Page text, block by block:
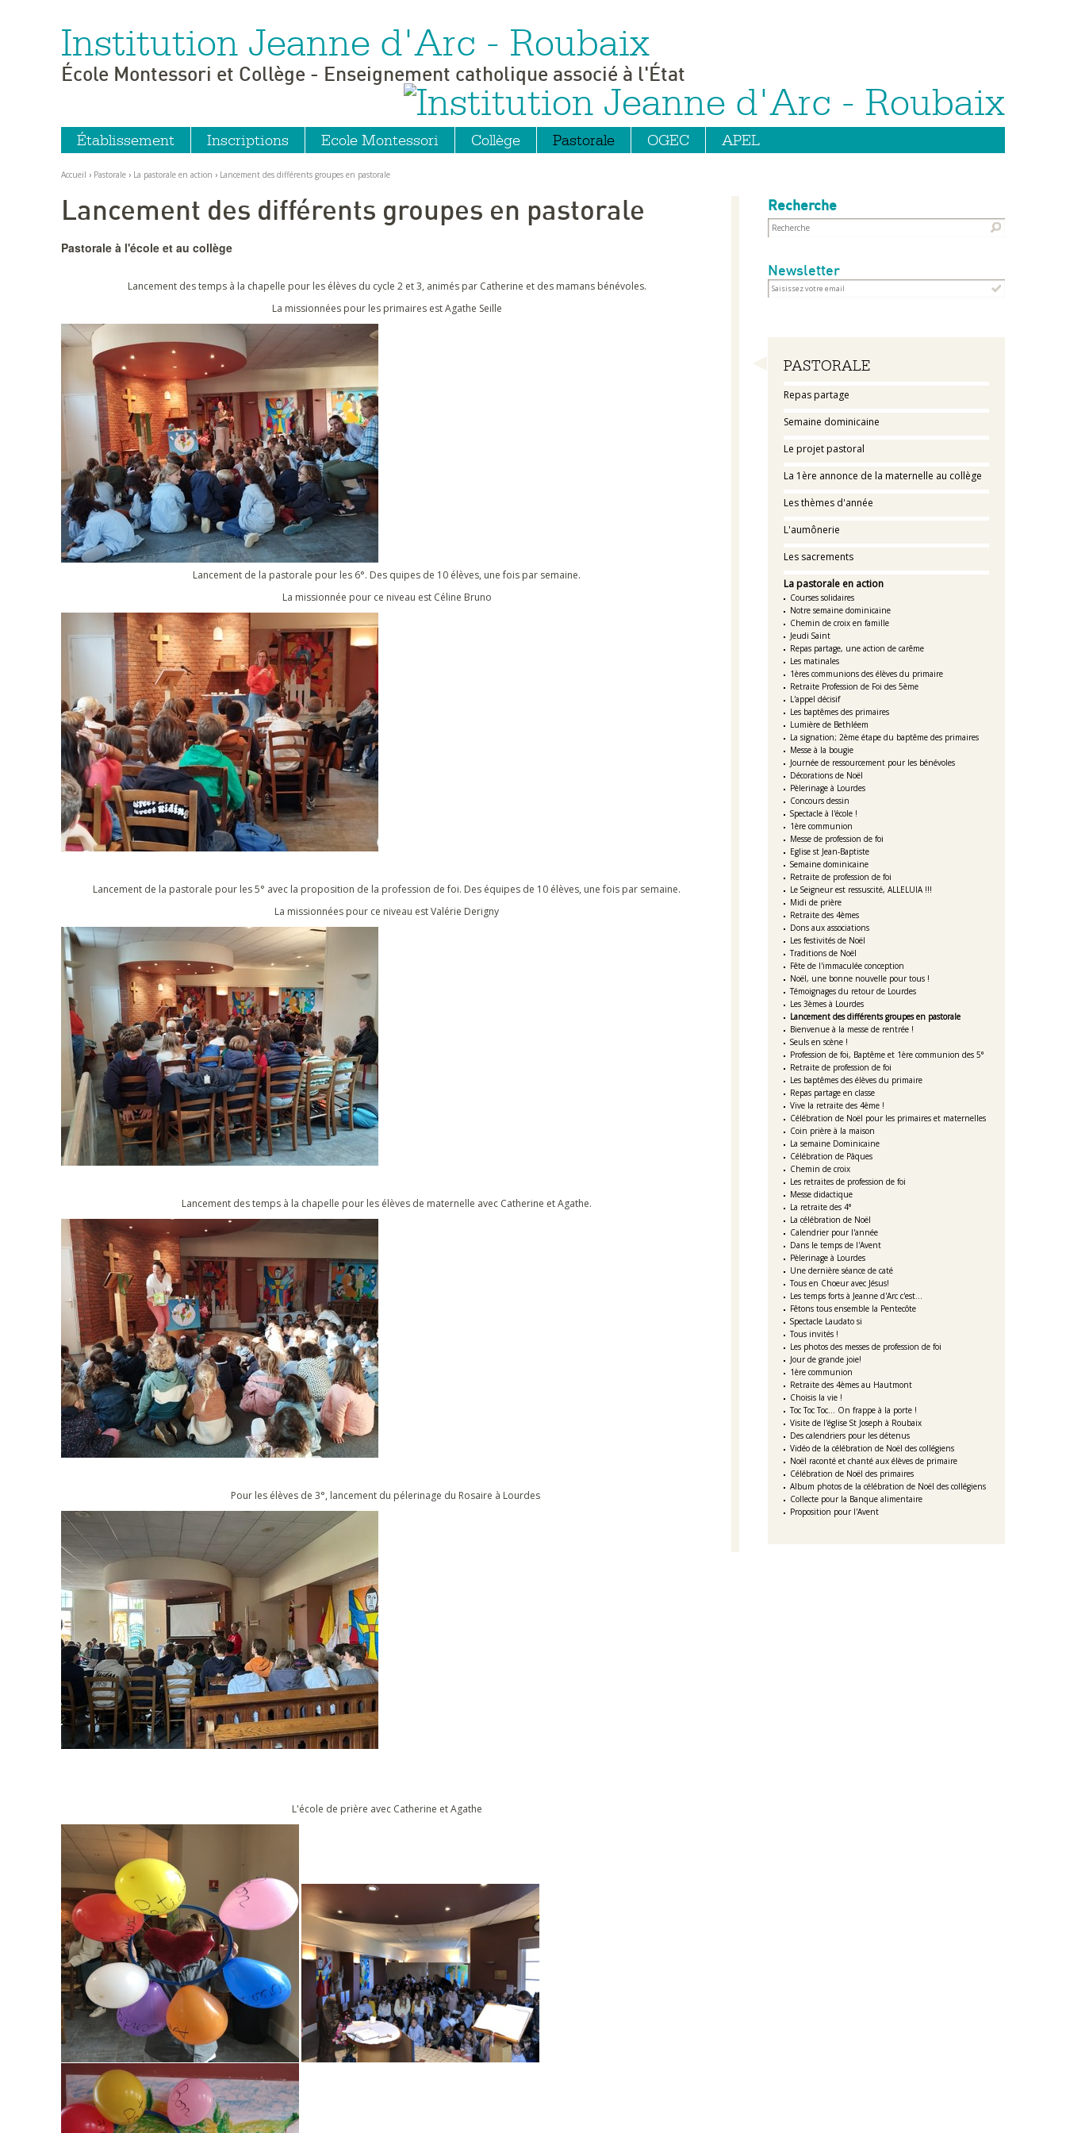
Aller
Aller
à
Outils
personnels
Institution Jeanne d'Arc - Roubaix
École Montessori et Collège - Enseignement catholique associé à l'État
Établissement Inscriptions Ecole Montessori Collège Pastorale OGEC APEL
Accueil › Pastorale › La pastorale en action › Lancement des différents groupes en pastorale
Recherche
Newsletter
Navigation
PASTORALE
Repas partage
Semaine dominicaine
Le projet pastoral
La 1ère annonce de la maternelle au collège
Les thèmes d'année
L'aumônerie
Les sacrements
La pastorale en action
Courses solidaires
Notre semaine dominicaine
Chemin de croix en famille
Jeudi Saint
Repas partage, une action de carême
Les matinales
1ères communions des élèves du primaire
Retraite Profession de Foi des 5ème
L'appel décisif
Les baptêmes des primaires
Lumière de Bethléem
La signation; 2ème étape du baptême des primaires
Messe à la bougie
Journée de ressourcement pour les bénévoles
Décorations de Noël
Pèlerinage à Lourdes
Concours dessin
Spectacle à l'école !
1ère communion
Messe de profession de foi
Eglise st Jean-Baptiste
Semaine dominicaine
Retraite de profession de foi
Le Seigneur est ressuscité, ALLELUIA !!!
Midi de prière
Retraite des 4èmes
Dons aux associations
Les festivités de Noël
Traditions de Noël
Fête de l'immaculée conception
Noël, une bonne nouvelle pour tous !
Témoignages du retour de Lourdes
Les 3èmes à Lourdes
Lancement des différents groupes en pastorale
Bienvenue à la messe de rentrée !
Seuls en scène !
Profession de foi, Baptême et 1ère communion des 5°
Retraite de profession de foi
Les baptêmes des élèves du primaire
Repas partage en classe
Vive la retraite des 4ème !
Célébration de Noël pour les primaires et maternelles
Coin prière à la maison
La semaine Dominicaine
Célébration de Pâques
Chemin de croix
Les retraites de profession de foi
Messe didactique
La retraite des 4°
La célébration de Noël
Calendrier pour l'année
Dans le temps de l'Avent
Pèlerinage à Lourdes
Une dernière séance de caté
Tous en Choeur avec Jésus!
Les temps forts à Jeanne d'Arc c'est...
Fêtons tous ensemble la Pentecôte
Spectacle Laudato si
Tous invités !
Les photos des messes de profession de foi
Jour de grande joie!
1ère communion
Retraite des 4èmes au Hautmont
Choisis la vie !
Toc Toc Toc... On frappe à la porte !
Visite de l'église St Joseph à Roubaix
Des calendriers pour les détenus
Vidéo de la célébration de Noël des collégiens
Noël raconté et chanté aux élèves de primaire
Célébration de Noël des primaires
Album photos de la célébration de Noël des collégiens
Collecte pour la Banque alimentaire
Proposition pour l'Avent
Lancement des différents groupes en pastorale
Pastorale à l'école et au collège
Lancement des temps à la chapelle pour les élèves du cycle 2 et 3, animés par Catherine et des mamans bénévoles.
La missionnées pour les primaires est Agathe Seille
Lancement de la pastorale pour les 6°. Des quipes de 10 élèves, une fois par semaine.
La missionnée pour ce niveau est Céline Bruno
Lancement de la pastorale pour les 5° avec la proposition de la profession de foi. Des équipes de 10 élèves, une fois par semaine.
La missionnées pour ce niveau est Valérie Derigny
Lancement des temps à la chapelle pour les élèves de maternelle avec Catherine et Agathe.
Pour les élèves de 3°, lancement du pélerinage du Rosaire à Lourdes
L'école de prière avec Catherine et Agathe